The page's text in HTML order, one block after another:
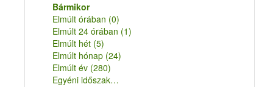
Bármikor
Elmúlt órában (0)
Elmúlt 24 órában (1)
Elmúlt hét (5)
Elmúlt hónap (24)
Elmúlt év (280)
Egyéni időszak…